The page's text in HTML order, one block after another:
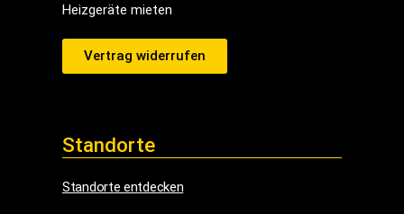
Heizgeräte mieten
Vertrag widerrufen
Standorte
Standorte entdecken